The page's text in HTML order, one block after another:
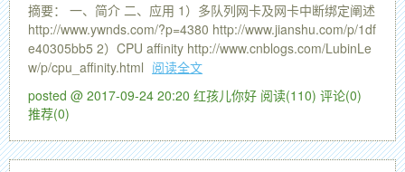
摘要： 一、简介 二、应用 1）多队列网卡及网卡中断绑定阐述
http://www.ywnds.com/?p=4380 http://www.jianshu.com/p/1df
e40305bb5 2）CPU affinity http://www.cnblogs.com/LubinLe
w/p/cpu_affinity.html 阅读全文
posted @ 2017-09-24 20:20 红孩儿你好 阅读(110) 评论(0)
推荐(0)